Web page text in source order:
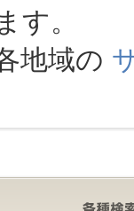
す。
地域の